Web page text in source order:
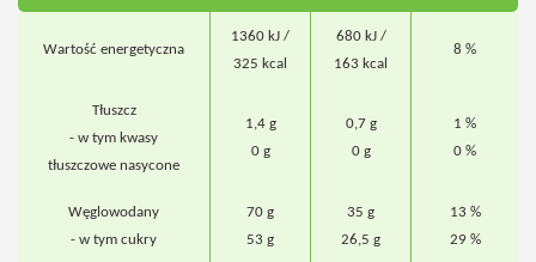
Wartość energetyczna
1360 kJ /
325 kcal
680 kJ /
163 kcal
8 %
Tłuszcz
- w tym kwasy
tłuszczowe nasycone
1,4 g
0 g
0,7 g
0 g
1 %
0 %
Węglowodany
- w tym cukry
70 g
53 g
35 g
26,5 g
13 %
29 %